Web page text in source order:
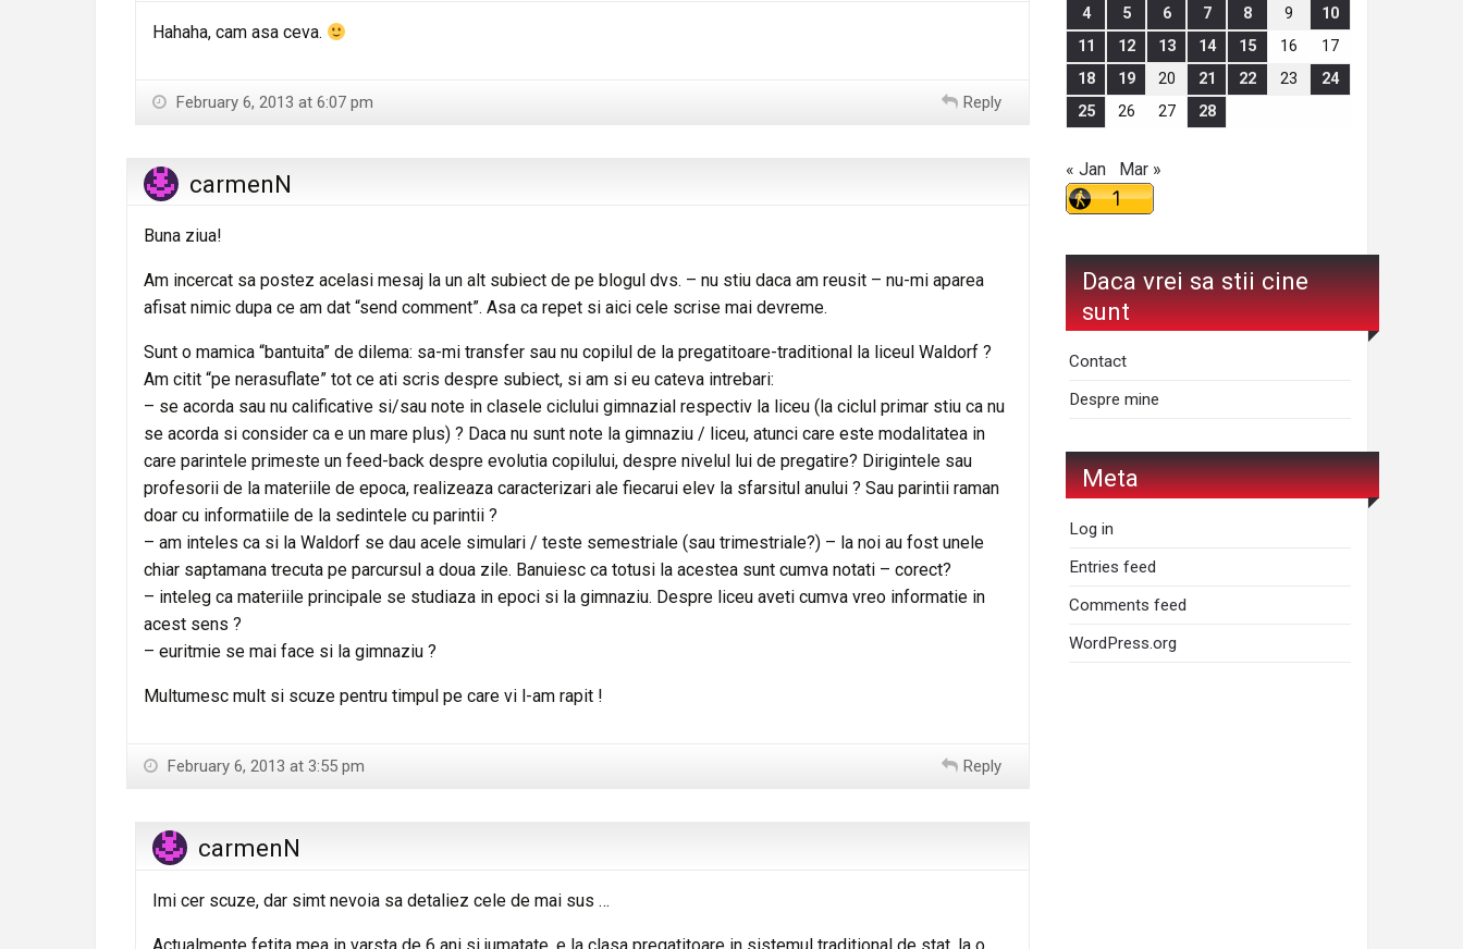
Hahaha, cam asa ceva.
February 6, 2013 at 6:07 pm Reply
carmenN
Buna ziua!
Am incercat sa postez acelasi mesaj la un alt subiect de pe blogul dvs. – nu stiu daca am reusit – nu-mi aparea
afisat nimic dupa ce am dat “send comment”. Asa ca repet si aici cele scrise mai devreme.
Sunt o mamica “bantuita” de dilema: sa-mi transfer sau nu copilul de la pregatitoare-traditional la liceul Waldorf ?
Am citit “pe nerasuflate” tot ce ati scris despre subiect, si am si eu cateva intrebari:
– se acorda sau nu calificative si/sau note in clasele ciclului gimnazial respectiv la liceu (la ciclul primar stiu ca nu
se acorda si consider ca e un mare plus) ? Daca nu sunt note la gimnaziu / liceu, atunci care este modalitatea in
care parintele primeste un feed-back despre evolutia copilului, despre nivelul lui de pregatire? Dirigintele sau
profesorii de la materiile de epoca, realizeaza caracterizari ale fiecarui elev la sfarsitul anului ? Sau parintii raman
doar cu informatiile de la sedintele cu parintii ?
– am inteles ca si la Waldorf se dau acele simulari / teste semestriale (sau trimestriale?) – la noi au fost unele
chiar saptamana trecuta pe parcursul a doua zile. Banuiesc ca totusi la acestea sunt cumva notati – corect?
– inteleg ca materiile principale se studiaza in epoci si la gimnaziu. Despre liceu aveti cumva vreo informatie in
acest sens ?
– euritmie se mai face si la gimnaziu ?
Multumesc mult si scuze pentru timpul pe care vi l-am rapit !
February 6, 2013 at 3:55 pm Reply
carmenN
Imi cer scuze, dar simt nevoia sa detaliez cele de mai sus …
Actualmente fetita mea in varsta de 6 ani si jumatate, e la clasa pregatitoare in sistemul traditional de stat, la o
4
5 6 7 8 9
10
11
12 13 14 15 16
17
18
19 20 21 22 23
24
25
26 27 28
« Jan Mar »
Daca vrei sa stii cine
sunt
Contact
Despre mine
Meta
Log in
Entries feed
Comments feed
WordPress.org